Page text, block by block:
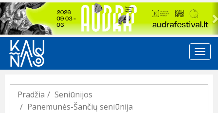
Previous
Pradžia
Seniūnijos
Panemunės-Šančių seniūnija